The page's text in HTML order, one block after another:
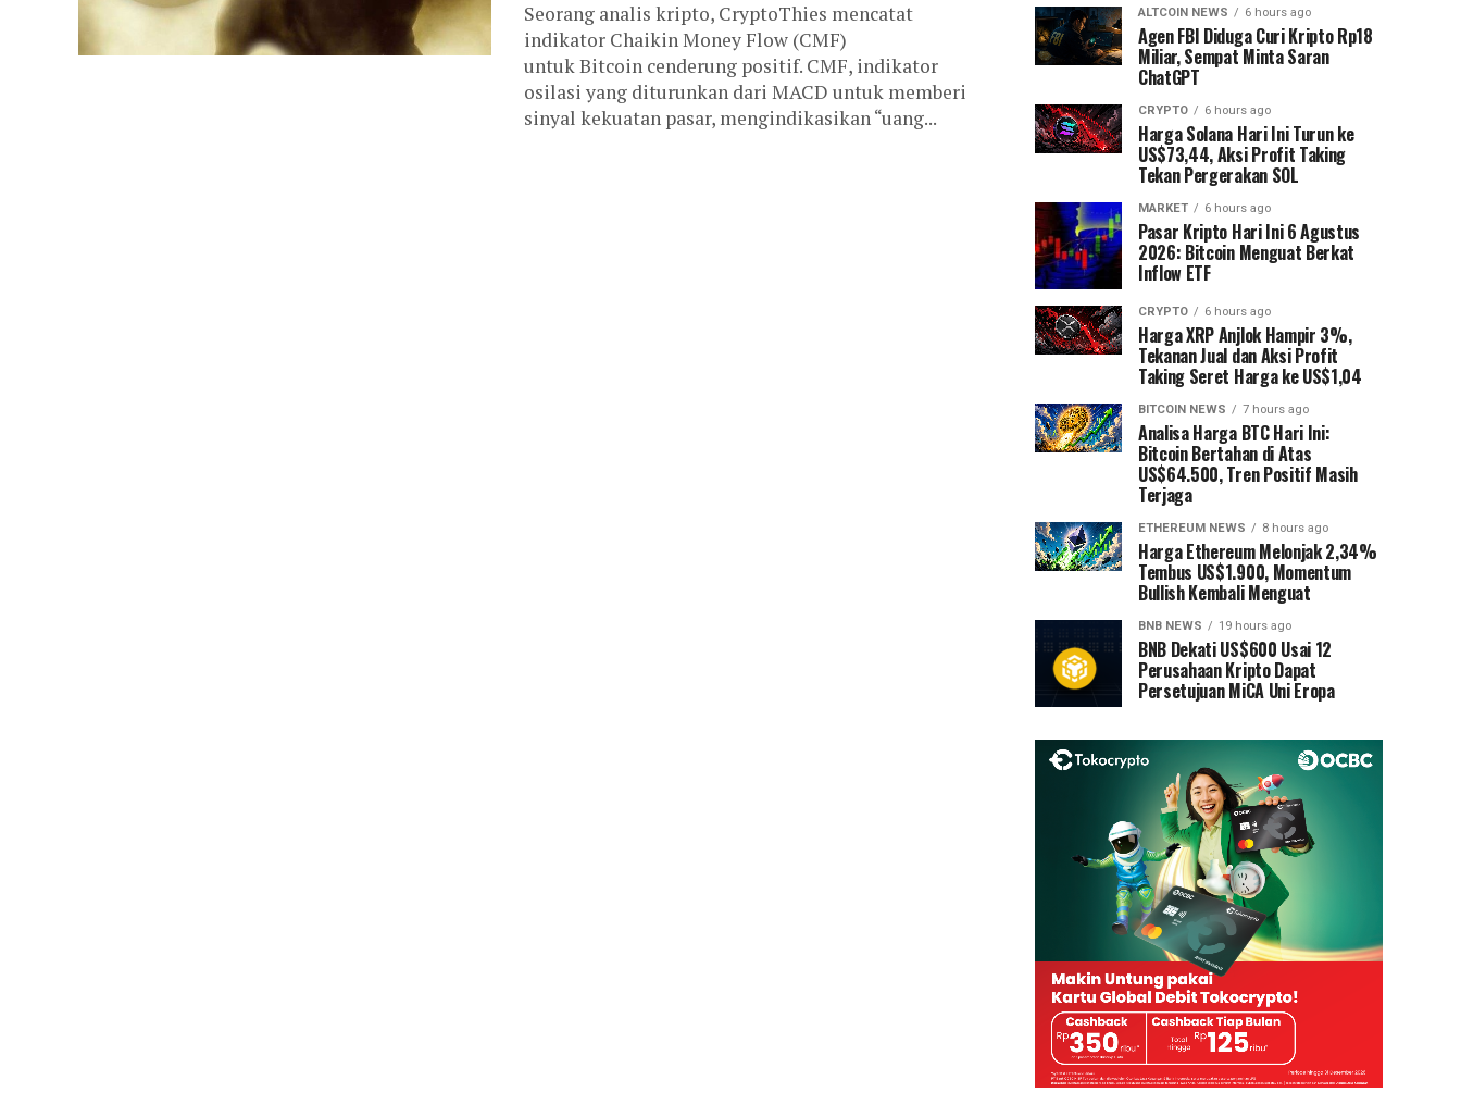
Seorang analis kripto, CryptoThies mencatat
indikator Chaikin Money Flow (CMF)
untuk Bitcoin cenderung positif. CMF, indikator
osilasi yang diturunkan dari MACD untuk memberi
sinyal kekuatan pasar, mengindikasikan “uang...
ALTCOIN NEWS 6 hours ago
Agen FBI Diduga Curi Kripto Rp18
Miliar, Sempat Minta Saran
ChatGPT
CRYPTO 6 hours ago
Harga Solana Hari Ini Turun ke
US$73,44, Aksi Profit Taking
Tekan Pergerakan SOL
MARKET 6 hours ago
Pasar Kripto Hari Ini 6 Agustus
2026: Bitcoin Menguat Berkat
Inflow ETF
CRYPTO 6 hours ago
Harga XRP Anjlok Hampir 3%,
Tekanan Jual dan Aksi Profit
Taking Seret Harga ke US$1,04
BITCOIN NEWS 7 hours ago
Analisa Harga BTC Hari Ini:
Bitcoin Bertahan di Atas
US$64.500, Tren Positif Masih
Terjaga
ETHEREUM NEWS 8 hours ago
Harga Ethereum Melonjak 2,34%
Tembus US$1.900, Momentum
Bullish Kembali Menguat
BNB NEWS 19 hours ago
BNB Dekati US$600 Usai 12
Perusahaan Kripto Dapat
Persetujuan MiCA Uni Eropa